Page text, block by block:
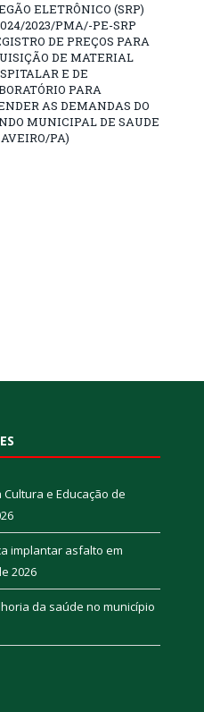
ELETRÔNICO (SRP)
2023/PMA/-PE-SRP
DE PREÇOS PARA
DE MATERIAL
E DE
PARA
AS DEMANDAS DO
MUNICIPAL DE SAUDE
PA)
e Educação de
implantar asfalto em
2026
da saúde no município